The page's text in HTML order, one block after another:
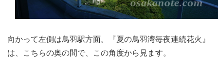
向かって左側は鳥羽駅方面。『夏の鳥羽湾毎夜連続花火』
は、こちらの奥の間で、この角度から見ます。